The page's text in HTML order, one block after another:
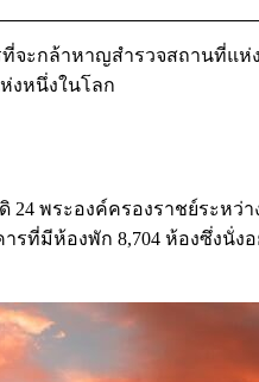
ที่จะกล้าหาญสำรวจสถาน
งหนึ่งในโลก
พระองค์ครองราชย์ระหว่
ที่มีห้องพัก 8,704 ห้องซึ่งนั่